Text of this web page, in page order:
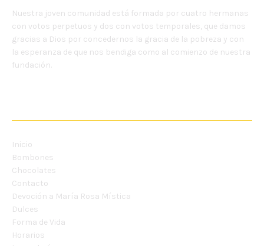
Nuestra joven comunidad está formada por cuatro hermanas
con votos perpetuos y dos con votos temporales, que damos
gracias a Dios por concedernos la gracia de la pobreza y con
la esperanza de que nos bendiga como al comienzo de nuestra
fundación.
Inicio
Bombones
Chocolates
Contacto
Devoción a María Rosa Mística
Dulces
Forma de Vida
Horarios